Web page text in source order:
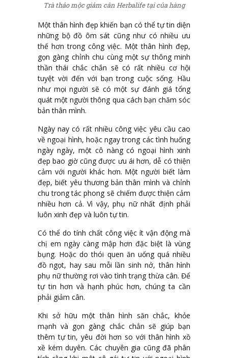
Trà thảo mộc giảm cân Herbalife tại của hàng
Một thân hình đẹp khiến bạn có thể tự tin diện
những bộ đồ ôm sát cũng như có nhiều ưu
thế hơn trong công việc. Một thân hình đẹp,
gọn gàng chỉnh chu cùng một sự thông minh
thần thái chắc chắn sẽ có rất nhiều cơ hội
tuyệt vời đến với bạn trong cuộc sống. Hầu
như mọi người sẽ có một sự đánh giá tổng
quát một người thông qua cách bạn chăm sóc
bản thân mình.
Ngày nay có rất nhiều công việc yêu cầu cao
về ngoại hình, hoặc ngay trong các tình huống
ngày ngày, một cô nàng có ngoại hình xinh
đẹp bao giờ cũng được ưu ái hơn, dễ có thiện
cảm với người khác hơn. Một người biết làm
đẹp, biết yêu thương bản thân mình và chỉnh
chu trong tác phong sẽ chiếm được thiện cảm
nhiều hơn cả. Vì vậy, phụ nữ nhất định phải
luôn xinh đẹp và luôn tự tin.
Có thể do tính chất công việc ít vận động mà
chị em ngày càng mập hơn đặc biệt là vùng
bụng. Hoặc do thói quen ăn uống quá nhiều
đồ ngọt, hay sau mỗi lần sinh nở, thân hình
phụ nữ thường rơi vào tình trạng thừa cân. Để
tự tin hơn và hạnh phúc hơn, chúng ta cần
phải giảm cân.
Khi sở hữu một thân hình săn chắc, khỏe
mạnh và gọn gàng chắc chắn sẽ giúp bạn
thêm tự tin, yêu đời hơn so với thân hình xồ
xề kém duyên. Các chuyên gia cũng đã phân